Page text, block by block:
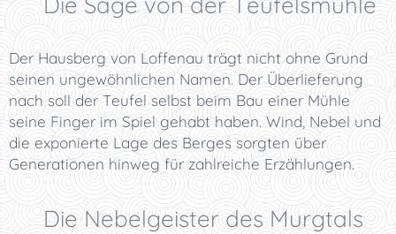
Der Hausberg von Loffenau trägt nicht ohne Grund
seinen ungewöhnlichen Namen. Der Überlieferung
nach soll der Teufel selbst beim Bau einer Mühle
seine Finger im Spiel gehabt haben. Wind, Nebel und
die exponierte Lage des Berges sorgten über
Generationen hinweg für zahlreiche Erzählungen.
🌫️ Die Nebelgeister des Murgtals